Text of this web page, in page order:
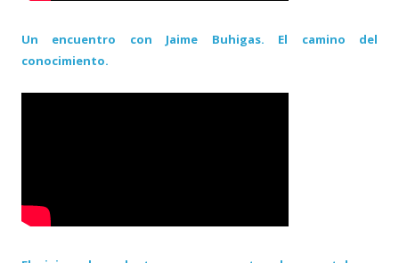
Un encuentro con Jaime Buhigas. El camino del
conocimiento.